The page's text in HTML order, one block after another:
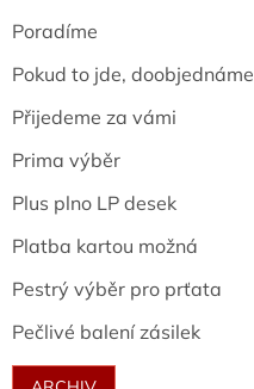
Poradíme
Pokud to jde, doobjednáme
Přijedeme za vámi
Prima výběr
Plus plno LP desek
Platba kartou možná
Pestrý výběr pro prťata
Pečlivé balení zásilek